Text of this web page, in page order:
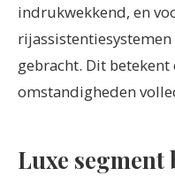
indrukwekkend, en
gebracht. Dit
omstandigheden
Luxe segment